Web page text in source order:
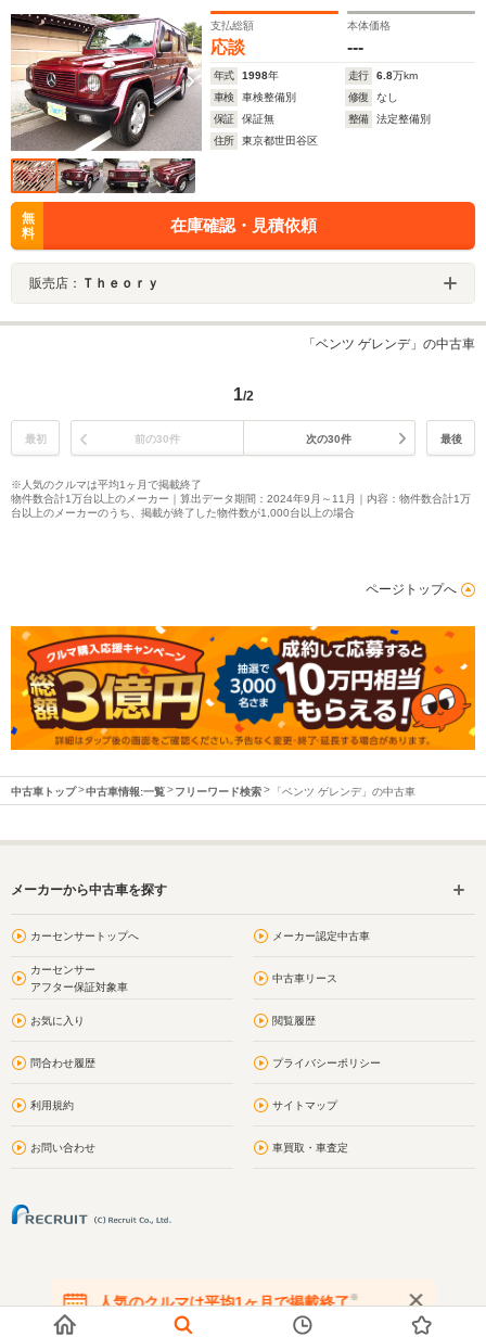
支払総額
応談
本体価格
---
年式 1998年 走行 6.8万km
車検
車検整備別 修復
なし
保証
保証無 整備
法定整備別
住所
東京都世田谷区
無
料
在庫確認・見積依頼
販売店： Ｔｈｅｏｒｙ
「ベンツ ゲレンデ」の中古車
1/2
最初 前の30件 次の30件 最後
※人気のクルマは平均1ヶ月で掲載終了
物件数合計1万台以上のメーカー｜算出データ期間：2024年9月～11月｜内容：物件数合計1万
台以上のメーカーのうち、掲載が終了した物件数が1,000台以上の場合
ページトップへ
中古車トップ 中古車情報:一覧 フリーワード検索 「ベンツ ゲレンデ」の中古車
メーカーから中古車を探す
カーセンサートップへ メーカー認定中古車
カーセンサー
アフター保証対象車
中古車リース
お気に入り 閲覧履歴
問合わせ履歴 プライバシーポリシー
利用規約 サイトマップ
お問い合わせ 車買取・車査定
人気のクルマは平均1ヶ月で掲載終了※
在庫が無くなる前にお問い合わせください